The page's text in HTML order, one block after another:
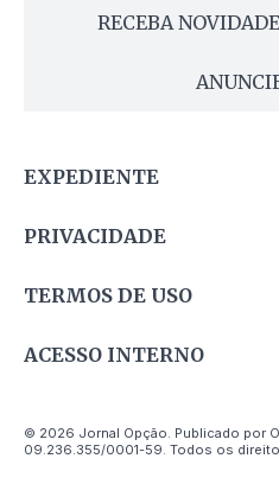
RECEBA
EXPEDIENTE
PRIVACIDADE
TERMOS DE USO
ACESSO INTERNO
© 2026 Jornal Opção. Publicado por
09.236.355/0001-59. Todos os